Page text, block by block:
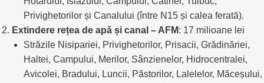
Privighetorilor și Canalului (între N15 și calea ferată).
Extindere rețea de apă și canal – AFM: 17 milioane lei
Străzile Nisipariei, Privighetorilor, Prisacii, Grădinăriei,
Haltei, Campului, Merilor, Sânzienelor, Hidrocentralei,
Avicolei, Bradului, Luncii, Păstorilor, Lalelelor, Măceșului,